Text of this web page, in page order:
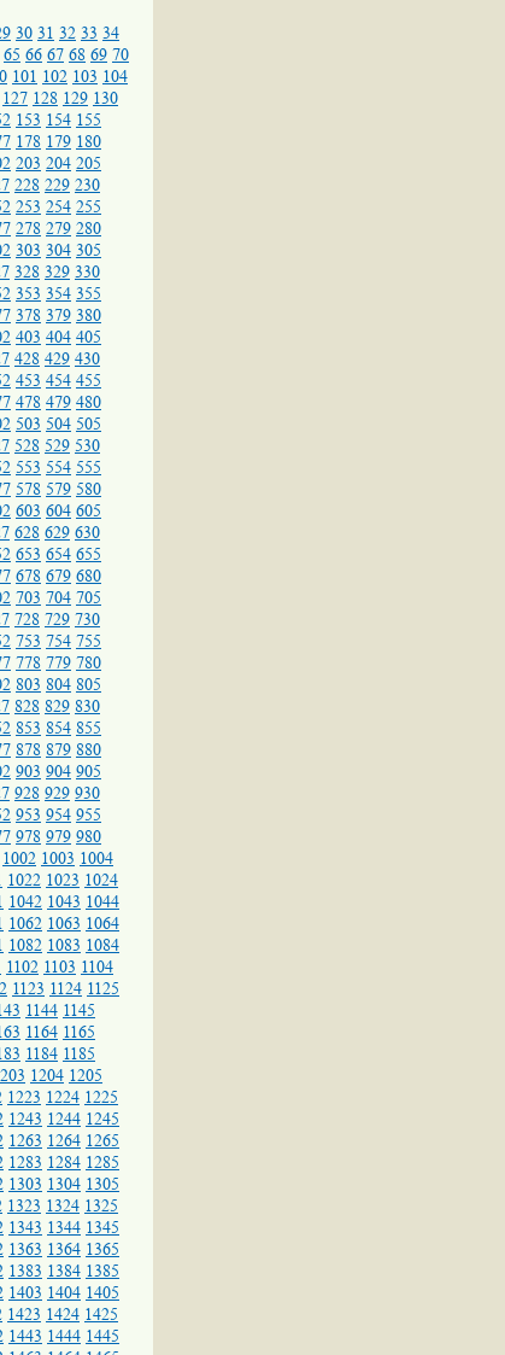
30 31 32 33 34
65 66 67 68 69 70
101 102 103 104
127 128 129 130
153 154 155
178 179 180
203 204 205
228 229 230
253 254 255
278 279 280
303 304 305
328 329 330
353 354 355
378 379 380
403 404 405
428 429 430
453 454 455
478 479 480
503 504 505
528 529 530
553 554 555
578 579 580
603 604 605
628 629 630
653 654 655
678 679 680
703 704 705
728 729 730
753 754 755
778 779 780
803 804 805
828 829 830
853 854 855
878 879 880
903 904 905
928 929 930
953 954 955
978 979 980
1002 1003 1004
1022 1023 1024
1042 1043 1044
1062 1063 1064
1082 1083 1084
1102 1103 1104
1123 1124 1125
1144 1145
1164 1165
1184 1185
1204 1205
1223 1224 1225
1243 1244 1245
1263 1264 1265
1283 1284 1285
1303 1304 1305
1323 1324 1325
1343 1344 1345
1363 1364 1365
1383 1384 1385
1403 1404 1405
1423 1424 1425
1443 1444 1445